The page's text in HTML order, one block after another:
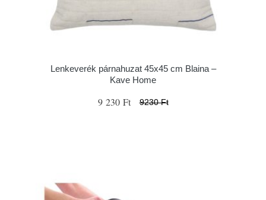
Lenkeverék párnahuzat 45x45 cm Blaina –
Kave Home
9 230 Ft 9230 Ft